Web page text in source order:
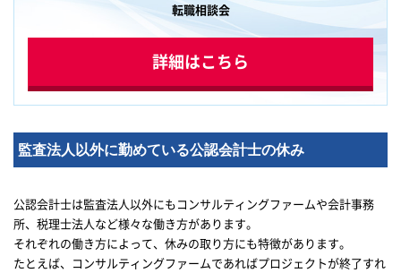
転職相談会
詳細はこちら
監査法人以外に勤めている公認会計士の休み
公認会計士は監査法人以外にもコンサルティングファームや会計事務
所、税理士法人など様々な働き方があります。
それぞれの働き方によって、休みの取り方にも特徴があります。
たとえば、コンサルティングファームであればプロジェクトが終了すれ